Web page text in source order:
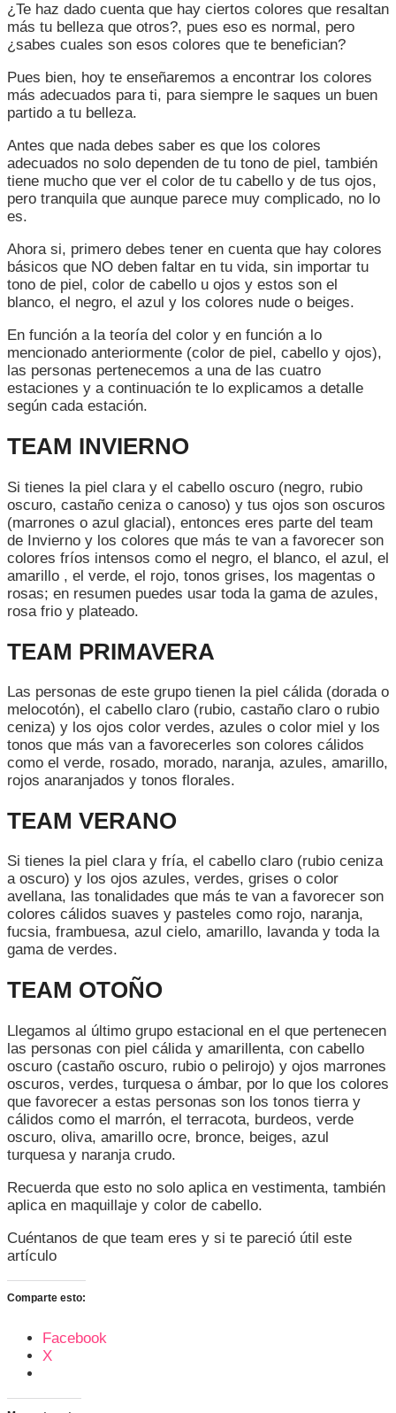
QUE
RESALTAN
TU
BELLEZA
¿Te haz dado cuenta que hay ciertos colores que resaltan
más tu belleza que otros?, pues eso es normal, pero
¿sabes cuales son esos colores que te benefician?
Pues bien, hoy te enseñaremos a encontrar los colores
más adecuados para ti, para siempre le saques un buen
partido a tu belleza.
Antes que nada debes saber es que los colores
adecuados no solo dependen de tu tono de piel, también
tiene mucho que ver el color de tu cabello y de tus ojos,
pero tranquila que aunque parece muy complicado, no lo
es.
Ahora si, primero debes tener en cuenta que hay colores
básicos que NO deben faltar en tu vida, sin importar tu
tono de piel, color de cabello u ojos y estos son el
blanco, el negro, el azul y los colores nude o beiges.
En función a la teoría del color y en función a lo
mencionado anteriormente (color de piel, cabello y ojos),
las personas pertenecemos a una de las cuatro
estaciones y a continuación te lo explicamos a detalle
según cada estación.
TEAM INVIERNO
Si tienes la piel clara y el cabello oscuro (negro, rubio
oscuro, castaño ceniza o canoso) y tus ojos son oscuros
(marrones o azul glacial), entonces eres parte del team
de Invierno y los colores que más te van a favorecer son
colores fríos intensos como el negro, el blanco, el azul, el
amarillo , el verde, el rojo, tonos grises, los magentas o
rosas; en resumen puedes usar toda la gama de azules,
rosa frio y plateado.
TEAM PRIMAVERA
Las personas de este grupo tienen la piel cálida (dorada o
melocotón), el cabello claro (rubio, castaño claro o rubio
ceniza) y los ojos color verdes, azules o color miel y los
tonos que más van a favorecerles son colores cálidos
como el verde, rosado, morado, naranja, azules, amarillo,
rojos anaranjados y tonos florales.
TEAM VERANO
Si tienes la piel clara y fría, el cabello claro (rubio ceniza
a oscuro) y los ojos azules, verdes, grises o color
avellana, las tonalidades que más te van a favorecer son
colores cálidos suaves y pasteles como rojo, naranja,
fucsia, frambuesa, azul cielo, amarillo, lavanda y toda la
gama de verdes.
TEAM OTOÑO
Llegamos al último grupo estacional en el que pertenecen
las personas con piel cálida y amarillenta, con cabello
oscuro (castaño oscuro, rubio o pelirojo) y ojos marrones
oscuros, verdes, turquesa o ámbar, por lo que los colores
que favorecer a estas personas son los tonos tierra y
cálidos como el marrón, el terracota, burdeos, verde
oscuro, oliva, amarillo ocre, bronce, beiges, azul
turquesa y naranja crudo.
Recuerda que esto no solo aplica en vestimenta, también
aplica en maquillaje y color de cabello.
Cuéntanos de que team eres y si te pareció útil este
artículo
Comparte esto:
Facebook
X